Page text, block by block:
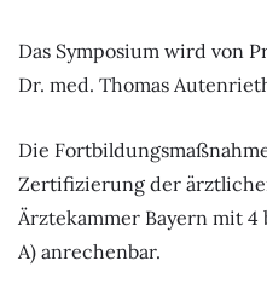
Das Symposium wird von
Dr. med. Thomas
Die
Zertifizierung der
Ärztekammer Bayern mit 4
A) anrechenbar.